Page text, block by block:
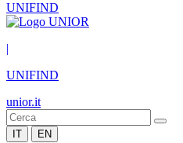
UNIFIND
|
UNIFIND
unior.it
IT EN